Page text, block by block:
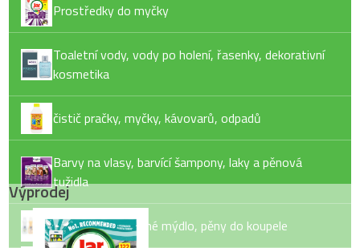
Prostředky do myčky
Toaletní vody, vody po holení, řasenky, dekorativní
kosmetika
čistič pračky, myčky, kávovarů, odpadů
Barvy na vlasy, barvící šampony, laky a pěnová
tužidla
Tekuté mýdlo, tuhé mýdlo, pěny do koupele
Výprodej